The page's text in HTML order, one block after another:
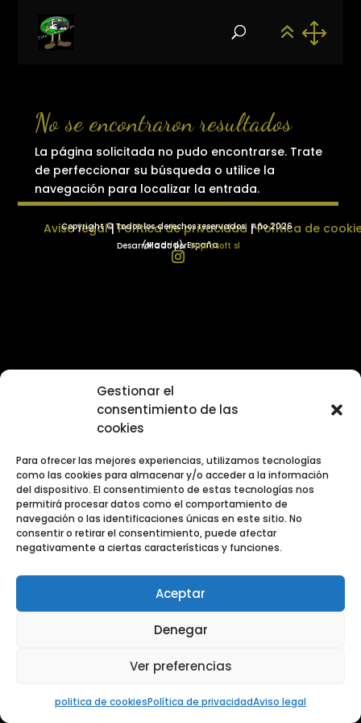
Gestionar el
consentimiento de las
cookies
Para ofrecer las mejores experiencias, utilizamos tecnologías
como las cookies para almacenar y/o acceder a la información
del dispositivo. El consentimiento de estas tecnologías nos
permitirá procesar datos como el comportamiento de
navegación o las identificaciones únicas en este sitio. No
consentir o retirar el consentimiento, puede afectar
negativamente a ciertas características y funciones.
Aceptar
Denegar
Ver preferencias
politica de cookiesPolítica de privacidadAviso legal
No se encontraron resultados
La página solicitada no pudo encontrarse. Trate
de perfeccionar su búsqueda o utilice la
navegación para localizar la entrada.
Aviso legal|Política de privacidad |Política de
Copyright © Todos los derechos reservados.Año 2026
(Madrid), España
Desarrollado porSuprasoft sl